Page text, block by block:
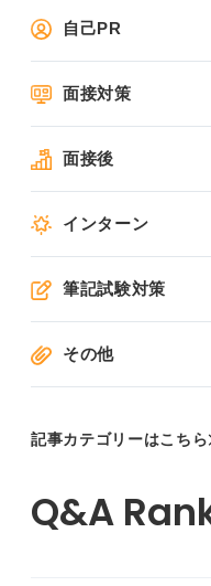
自己PR
面接対策
面接後
インターン
筆記試験対策
その他
記事カテゴリーはこちら